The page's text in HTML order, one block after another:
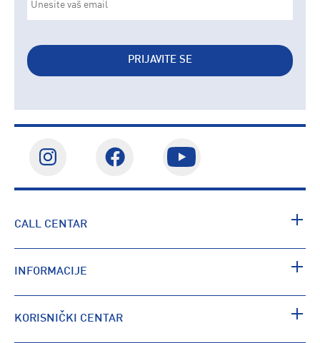
PRIJAVITE SE
CALL CENTAR
INFORMACIJE
KORISNIČKI CENTAR